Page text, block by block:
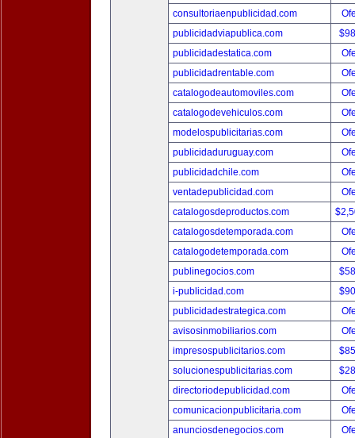
consultoriaenpublicidad.com
publicidadviapublica.com
publicidadestatica.com
publicidadrentable.com
catalogodeautomoviles.com
catalogodevehiculos.com
modelospublicitarias.com
publicidaduruguay.com
publicidadchile.com
ventadepublicidad.com
catalogosdeproductos.com
catalogosdetemporada.com
catalogodetemporada.com
publinegocios.com
i-publicidad.com
publicidadestrategica.com
avisosinmobiliarios.com
impresospublicitarios.com
solucionespublicitarias.com
directoriodepublicidad.com
comunicacionpublicitaria.com
anunciosdenegocios.com